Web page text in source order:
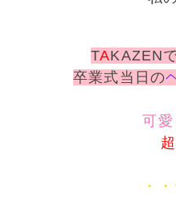
TAKAZEN
卒業式当日の
可
超
・